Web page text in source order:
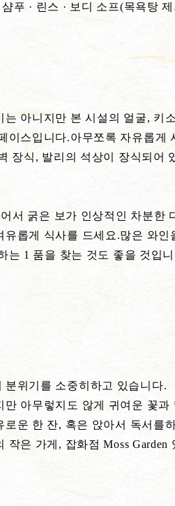
샴푸 · 린스 · 보디 소프(목욕탕
는 아니지만 본 시설의 얼굴, 키
이스입니다.아무쪼록 자유롭게
장식, 발리의 석상이 장식되어
서 굵은 보가 인상적인 차분한
유롭게 식사를 드세요.많은 와인
는 1 품을 찾는 것도 좋을 것입
분위기를 소중히하고 있습니다.
만 아무렇지도 않게 귀여운 꽃
로운 한 잔, 혹은 앉아서 독서를
작은 가게, 잡화점 Moss Garden